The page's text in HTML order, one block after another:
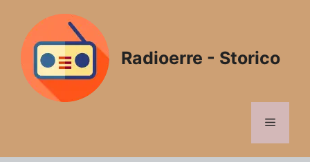
contenuto
Radioerre - Storico
Menu